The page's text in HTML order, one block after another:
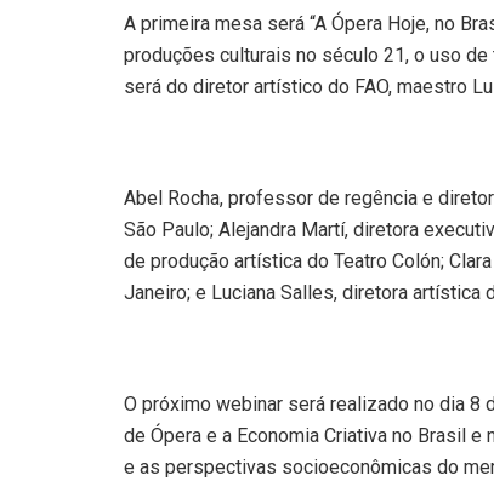
A primeira mesa será “A Ópera Hoje, no
produções culturais no século 21, o uso
será do diretor artístico do FAO, maestro
Abel Rocha, professor de regência e
São Paulo; Alejandra Martí, diretora
de produção artística do Teatro Colón;
Janeiro; e Luciana Salles, diretora artística
O próximo webinar será realizado no dia 8
de Ópera e a Economia Criativa no Brasil
e as perspectivas socioeconômicas do